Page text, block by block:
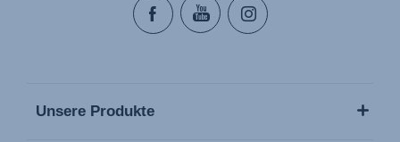
Unsere Produkte